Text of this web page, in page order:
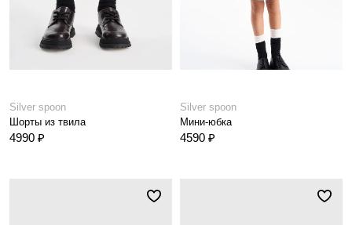
Silver spoon
Шорты из твила
4990 ₽
Silver spoon
Мини-юбка
4590 ₽